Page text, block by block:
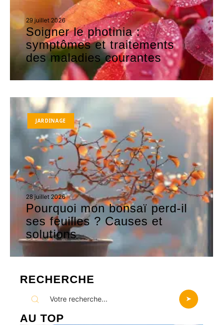
29 juillet 2026
Soigner le photinia :
symptômes et traitements
des maladies courantes
JARDINAGE
28 juillet 2026
Pourquoi mon bonsaï perd-il
ses feuilles ? Causes et
solutions
RECHERCHE
AU TOP